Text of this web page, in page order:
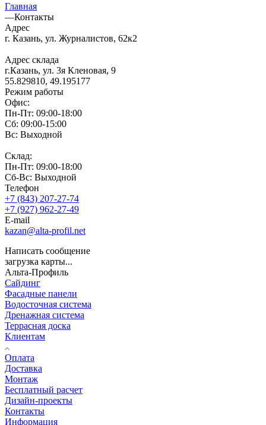
Главная
—Контакты
Адрес
г. Казань, ул. Журналистов, 62к2
Адрес склада
г.Казань, ул. 3я Кленовая, 9
55.829810, 49.195177
Режим работы
Офис:
Пн-Пт: 09:00-18:00
Сб: 09:00-15:00
Вс: Выходной
Склад:
Пн-Пт: 09:00-18:00
Сб-Вс: Выходной
Телефон
+7 (843) 207-27-74
+7 (927) 962-27-49
E-mail
kazan@alta-profil.net
Написать сообщение
загрузка карты...
Альта-Профиль
Сайдинг
Фасадные панели
Водосточная система
Дренажная система
Террасная доска
Клиентам
Оплата
Доставка
Монтаж
Бесплатный расчет
Дизайн-проекты
Контакты
Информация